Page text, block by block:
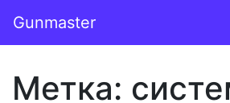
Основная
Gunmaster
Метка: